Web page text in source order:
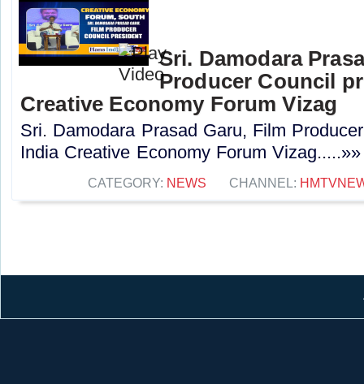
Sri. Damodara
Producer Council
Creative Economy Forum Vizag
Sri. Damodara Prasad Garu, Film
India Creative Economy Forum Vizag.....»»
CATEGORY: NEWS CHANNEL: